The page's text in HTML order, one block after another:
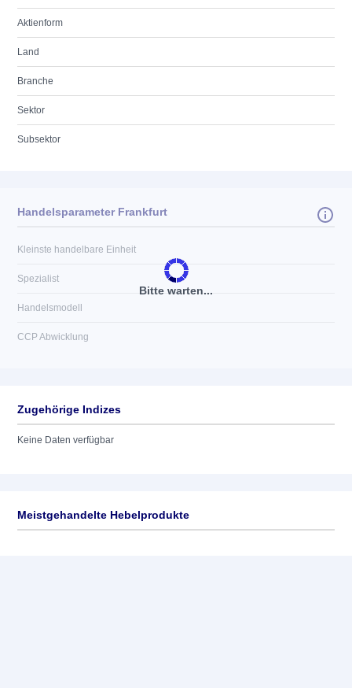
Aktienform
Land
Branche
Sektor
Subsektor
Bitte warten...
Handelsparameter Frankfurt
Kleinste handelbare Einheit
Spezialist
Handelsmodell
CCP Abwicklung
Zugehörige Indizes
Keine Daten verfügbar
Meistgehandelte Hebelprodukte